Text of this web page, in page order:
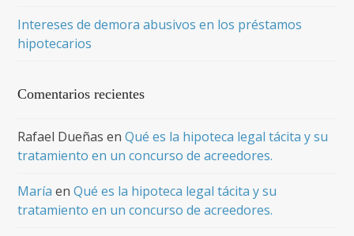
Intereses de demora abusivos en los préstamos
hipotecarios
Comentarios recientes
Rafael Dueñas enQué es la hipoteca legal tácita y su
tratamiento en un concurso de acreedores.
María enQué es la hipoteca legal tácita y su
tratamiento en un concurso de acreedores.